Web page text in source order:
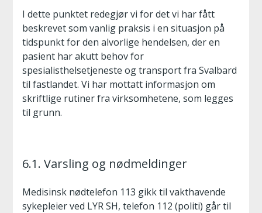
I dette punktet redegjør vi for det vi har fått
beskrevet som vanlig praksis i en situasjon på
tidspunkt for den alvorlige hendelsen, der en
pasient har akutt behov for
spesialisthelsetjeneste og transport fra Svalbard
til fastlandet. Vi har mottatt informasjon om
skriftlige rutiner fra virksomhetene, som legges
til grunn.
6.1. Varsling og nødmeldinger
Medisinsk nødtelefon 113 gikk til vakthavende
sykepleier ved LYR SH, telefon 112 (politi) går til